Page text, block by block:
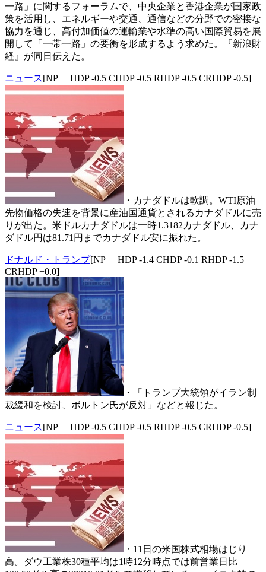
一路」に関するフォーラムで、中央企業と香港企業が国家政
策を活用し、エネルギーや交通、通信などの分野での密接な
協力を通じ、高付加価値の運輸業や水準の高い国際貿易を展
開して「一帯一路」の要衝を形成するよう求めた。『新浪財
経』が同日伝えた。
ニュース[NP HDP -0.5 CHDP -0.5 RHDP -0.5 CRHDP -0.5]
・カナダドルは軟調。WTI原油
先物価格の失速を背景に産油国通貨とされるカナダドルに売
りが出た。米ドルカナダドルは一時1.3182カナダドル、カナ
ダドル円は81.71円までカナダドル安に振れた。
ドナルド・トランプ[NP HDP -1.4 CHDP -0.1 RHDP -1.5
CRHDP +0.0]
・「トランプ大統領がイラン制
裁緩和を検討、ボルトン氏が反対」などと報じた。
ニュース[NP HDP -0.5 CHDP -0.5 RHDP -0.5 CRHDP -0.5]
・11日の米国株式相場はじり
高。ダウ工業株30種平均は1時12分時点では前営業日比